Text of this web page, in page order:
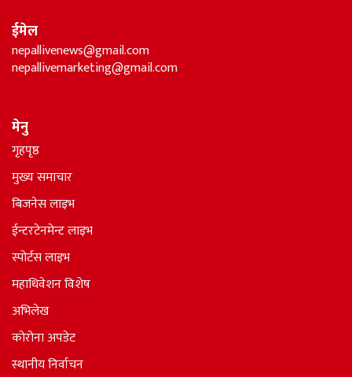
ईमेल
nepallivenews@gmail.com
nepallivemarketing@gmail.com
मेनु
गृहपृष्ठ
मुख्य समाचार
बिजनेस लाइभ
ईन्टरटेनमेन्ट लाइभ
स्पोर्टस लाइभ
महाधिवेशन विशेष
अभिलेख
कोरोना अपडेट
स्थानीय निर्वाचन